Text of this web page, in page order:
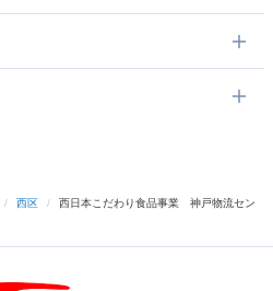
/ 西区 /
西日本こだわり食品事業 神戸物流セン